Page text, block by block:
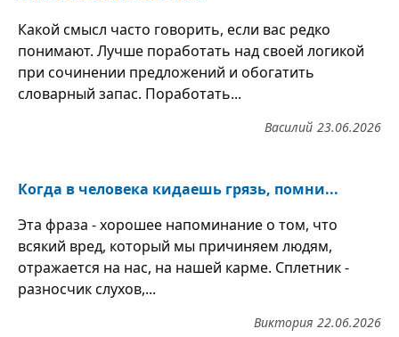
Какой смысл часто говорить, если вас редко
понимают. Лучше поработать над своей логикой
при сочинении предложений и обогатить
словарный запас. Поработать...
23.06.2026
Василий
Когда в человека кидаешь грязь, помни...
Эта фраза - хорошее напоминание о том, что
всякий вред, который мы причиняем людям,
отражается на нас, на нашей карме. Сплетник -
разносчик слухов,...
22.06.2026
Виктория